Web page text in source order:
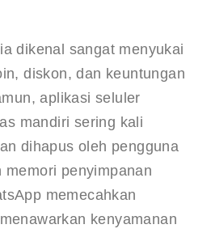
dikenal sangat menyukai
diskon, dan keuntungan
aplikasi seluler
mandiri sering kali
dihapus oleh pengguna
memori penyimpanan
memecahkan
kenyamanan